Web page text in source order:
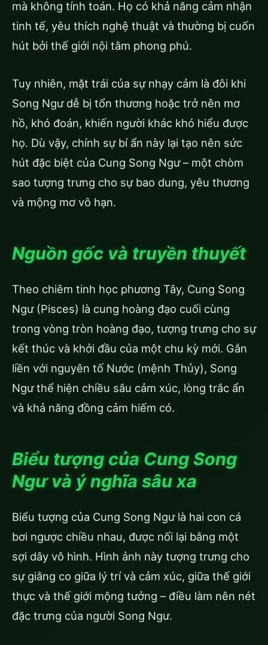
mà không tính toán. Họ có khả năng cảm nhận
tinh tế, yêu thích nghệ thuật và thường bị cuốn
hút bởi thế giới nội tâm phong phú.
Tuy nhiên, mặt trái của sự nhạy cảm là đôi khi
Song Ngư dễ bị tổn thương hoặc trở nên mơ
hồ, khó đoán, khiến người khác khó hiểu được
họ. Dù vậy, chính sự bí ẩn này lại tạo nên sức
hút đặc biệt của Cung Song Ngư – một chòm
sao tượng trưng cho sự bao dung, yêu thương
và mộng mơ vô hạn.
Nguồn gốc và truyền thuyết
Theo chiêm tinh học phương Tây, Cung Song
Ngư (Pisces) là cung hoàng đạo cuối cùng
trong vòng tròn hoàng đạo, tượng trưng cho sự
kết thúc và khởi đầu của một chu kỳ mới. Gắn
liền với nguyên tố Nước (mệnh Thủy), Song
Ngư thể hiện chiều sâu cảm xúc, lòng trắc ẩn
và khả năng đồng cảm hiếm có.
Biểu tượng của Cung Song
Ngư và ý nghĩa sâu xa
Biểu tượng của Cung Song Ngư là hai con cá
bơi ngược chiều nhau, được nối lại bằng một
sợi dây vô hình. Hình ảnh này tượng trưng cho
sự giằng co giữa lý trí và cảm xúc, giữa thế giới
thực và thế giới mộng tưởng – điều làm nên nét
đặc trưng của người Song Ngư.